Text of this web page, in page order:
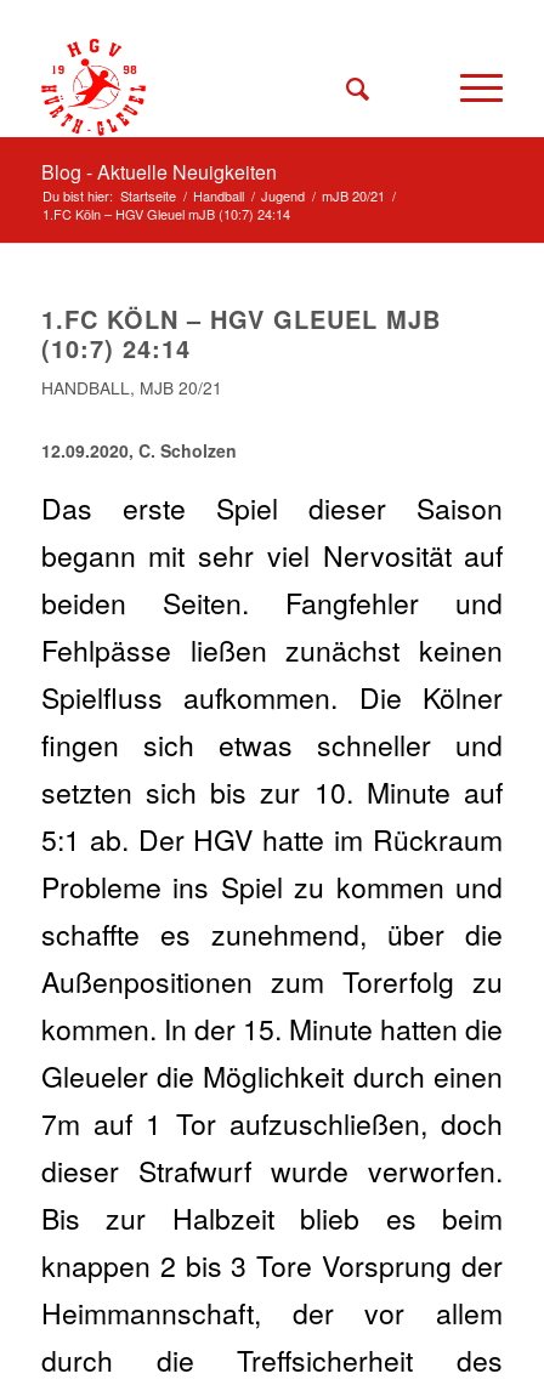
Blog - Aktuelle Neuigkeiten
Du bist hier: Startseite / Handball / Jugend / mJB 20/21 /
1.FC Köln – HGV Gleuel mJB (10:7) 24:14
1.FC KÖLN – HGV GLEUEL MJB
(10:7) 24:14
HANDBALL, MJB 20/21
12.09.2020, C. Scholzen
Das erste Spiel dieser Saison
begann mit sehr viel Nervosität auf
beiden Seiten. Fangfehler und
Fehlpässe ließen zunächst keinen
Spielfluss aufkommen. Die Kölner
fingen sich etwas schneller und
setzten sich bis zur 10. Minute auf
5:1 ab. Der HGV hatte im Rückraum
Probleme ins Spiel zu kommen und
schaffte es zunehmend, über die
Außenpositionen zum Torerfolg zu
kommen. In der 15. Minute hatten die
Gleueler die Möglichkeit durch einen
7m auf 1 Tor aufzuschließen, doch
dieser Strafwurf wurde verworfen.
Bis zur Halbzeit blieb es beim
knappen 2 bis 3 Tore Vorsprung der
Heimmannschaft, der vor allem
durch die Treffsicherheit des